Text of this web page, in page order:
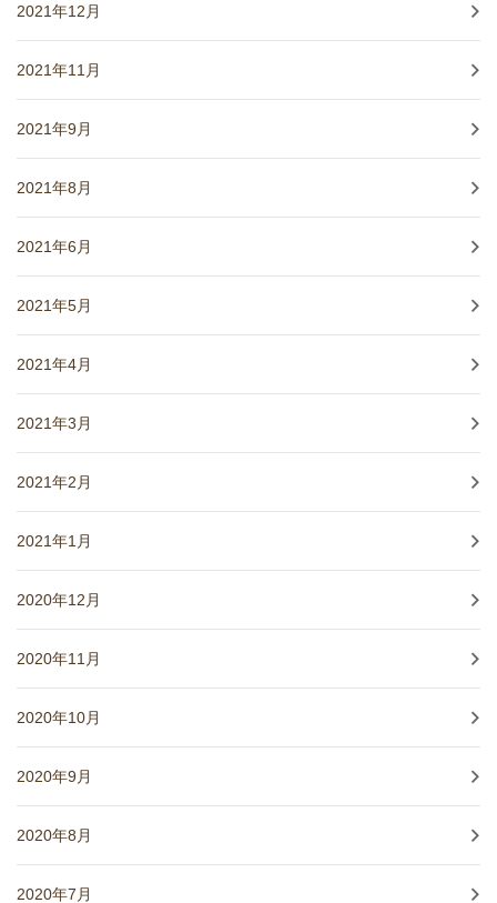
2021年12月
2021年11月
2021年9月
2021年8月
2021年6月
2021年5月
2021年4月
2021年3月
2021年2月
2021年1月
2020年12月
2020年11月
2020年10月
2020年9月
2020年8月
2020年7月